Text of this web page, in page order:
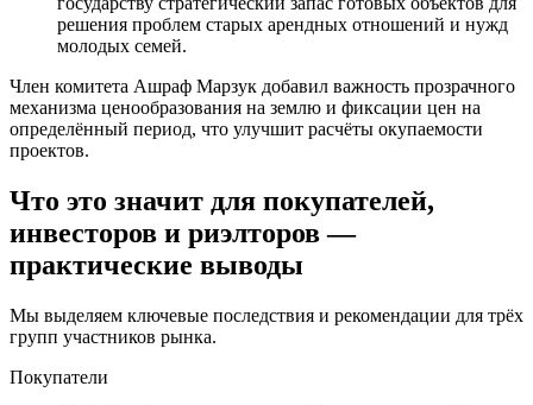
решения проблем старых арендных отношений и нужд
молодых семей.
Член комитета Ашраф Марзук добавил важность прозрачного
механизма ценообразования на землю и фиксации цен на
определённый период, что улучшит расчёты окупаемости
проектов.
Что это значит для покупателей,
инвесторов и риэлторов —
практические выводы
Мы выделяем ключевые последствия и рекомендации для трёх
групп участников рынка.
Покупатели